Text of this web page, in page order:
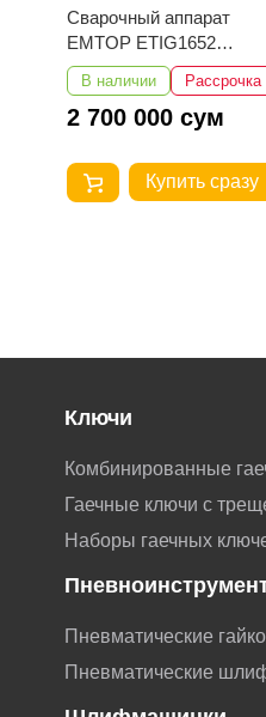
Пневматический
гайковёрт EMTOP
EATL013101
В наличии Рассрочка
2 925 000 сум
Купить сразу
Ключи
Комбинированные
Гаечные ключи с
Наборы гаечных
Пневматические
Пневматические